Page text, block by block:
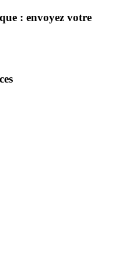
: envoyez votre